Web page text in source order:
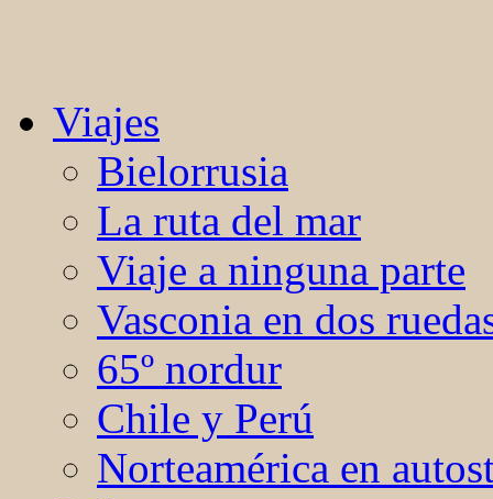
Viajes
Bielorrusia
La ruta del mar
Viaje a ninguna parte
Vasconia en dos
65º nordur
Chile y Perú
Norteamérica en